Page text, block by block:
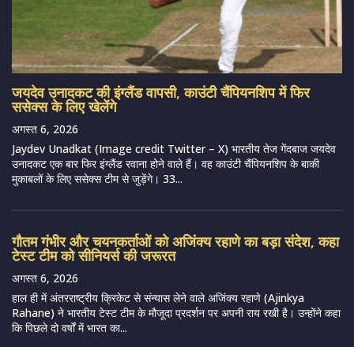
जयदेव उनादकट की इंग्लैंड वापसी, काउंटी चैंपियनशिप में फिर
ससेक्स के लिए खेलेंगे
अगस्त 6, 2026
Jaydev Unadkat (Image credit Twitter – X) भारतीय तेज गेंदबाज जयदेव
उनादकट एक बार फिर इंग्लैंड रवाना होने वाले हैं। वह काउंटी चैंपियनशिप के बाकी
मुकाबलों के लिए ससेक्स टीम से जुड़ेंगे। 33...
गौतम गंभीर और चयनकर्ताओं को अजिंक्य रहाणे का बड़ा संदेश, कहा
टेस्ट टीम को सीनियर्स की जरूरत
अगस्त 6, 2026
हाल ही में अंतरराष्ट्रीय क्रिकेट से संन्यास लेने वाले अजिंक्य रहाणे (Ajinkya
Rahane) ने भारतीय टेस्ट टीम के मौजूदा प्रदर्शन पर अपनी राय रखी है। उन्होंने कहा
कि पिछले दो वर्षों में भारत का...